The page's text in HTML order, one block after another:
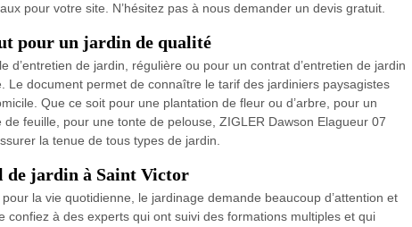
pour votre site. N’hésitez pas à nous demander un devis gratuit.
pour un jardin de qualité
d’entretien de jardin, régulière ou pour un contrat d’entretien de jardin
Le document permet de connaître le tarif des jardiniers paysagistes
Que ce soit pour une plantation de fleur ou d’arbre, pour un
feuille, pour une tonte de pelouse, ZIGLER Dawson Elagueur 07
la tenue de tous types de jardin.
de jardin à Saint Victor
la vie quotidienne, le jardinage demande beaucoup d’attention et
confiez à des experts qui ont suivi des formations multiples et qui